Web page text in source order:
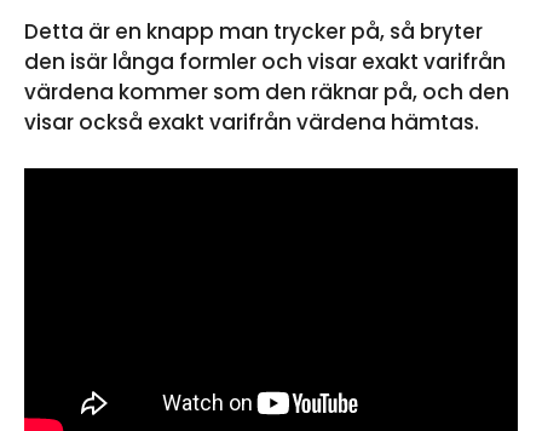
Detta är en knapp man trycker på, så bryter
den isär långa formler och visar exakt varifrån
värdena kommer som den räknar på, och den
visar också exakt varifrån värdena hämtas.